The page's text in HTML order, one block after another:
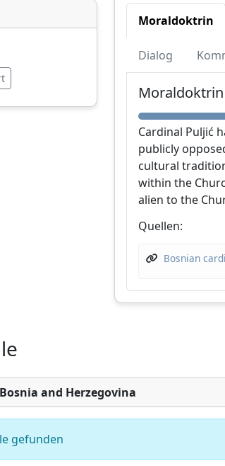
Moraldoktrin
Dialog
Moraldoktrin
Cardinal Puljić
publicly
cultural
within the
alien to the
Quellen:
Bosnian
and Herzegovina
gefunden
Helfen Sie
CatéGPT, die
benötigt Ihre
Analysetools zu
Technische